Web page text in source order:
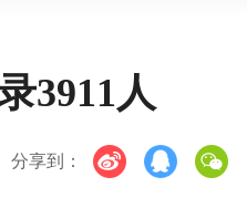
3911人
分享到：